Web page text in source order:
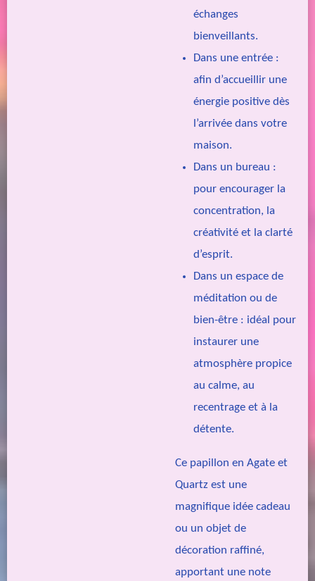
échanges
bienveillants.
Dans une entrée :
afin d’accueillir une
énergie positive dès
l’arrivée dans votre
maison.
Dans un bureau :
pour encourager la
concentration, la
créativité et la clarté
d’esprit.
Dans un espace de
méditation ou de
bien-être : idéal pour
instaurer une
atmosphère propice
au calme, au
recentrage et à la
détente.
Ce papillon en Agate et
Quartz est une
magnifique idée cadeau
ou un objet de
décoration raffiné,
apportant une note